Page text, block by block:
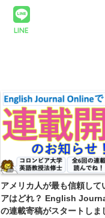
LINE
アメリカ人が最も信頼して
アはどれ？ English
の連載寄稿がスタートしま